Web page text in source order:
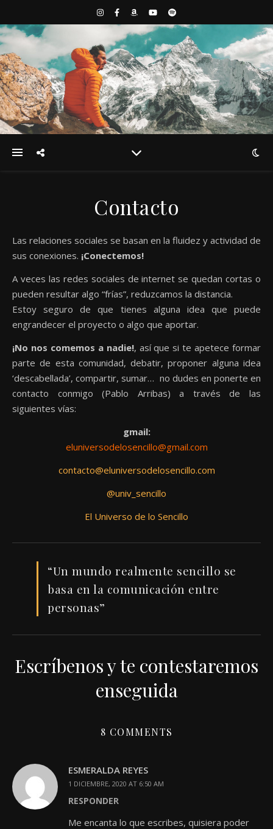
Contacto
Las relaciones sociales se basan en la fluidez y actividad de
sus conexiones. ¡Conectemos!
A veces las redes sociales de internet se quedan cortas o
pueden resultar algo “frías”, reduzcamos la distancia.
Estoy seguro de que tienes alguna idea que puede
engrandecer el proyecto o algo que aportar.
¡No nos comemos a nadie!, así que si te apetece formar
parte de esta comunidad, debatir, proponer alguna idea
‘descabellada’, compartir, sumar… no dudes en ponerte en
contacto conmigo (Pablo Arribas) a través de las
siguientes vías:
gmail:
eluniversodelosencillo@gmail.com
contacto@eluniversodelosencillo.com
@univ_sencillo
El Universo de lo Sencillo
“Un mundo realmente sencillo se
basa en la comunicación entre
personas”
Escríbenos y te contestaremos
enseguida
8 COMMENTS
ESMERALDA REYES
1 DICIEMBRE, 2020 AT 6:50 AM
RESPONDER
Me encanta lo que escribes, quisiera poder